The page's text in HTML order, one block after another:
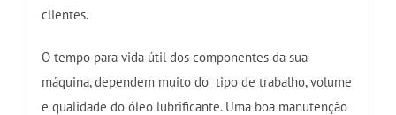
clientes.
O tempo para vida útil dos componentes da sua
máquina, dependem muito do tipo de trabalho, volume
e qualidade do óleo lubrificante. Uma boa manutenção